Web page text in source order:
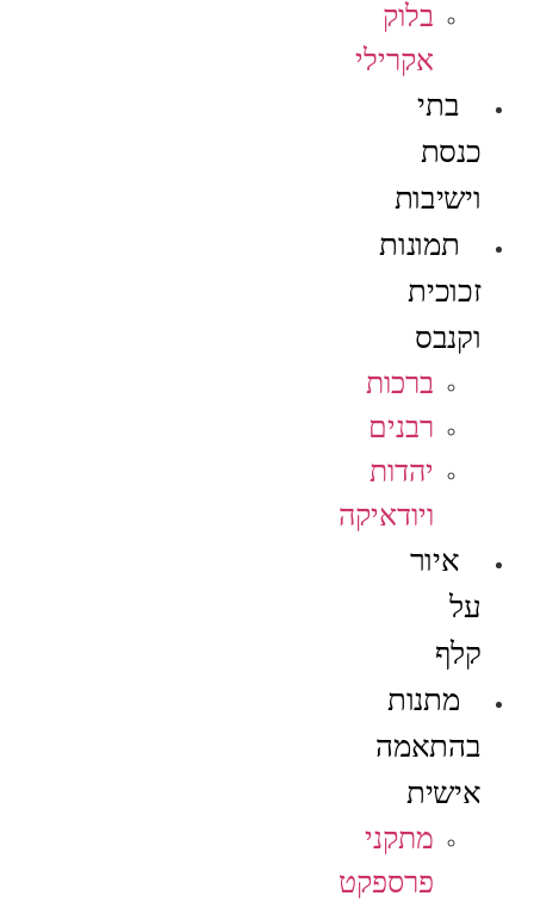
בלוק
אקרילי
בתי
כנסת
וישיבות
תמונות
זכוכית
וקנבס
ברכות
רבנים
יהדות
ויודאיקה
איור
על
קלף
מתנות
בהתאמה
אישית
מתקני
פרספקט